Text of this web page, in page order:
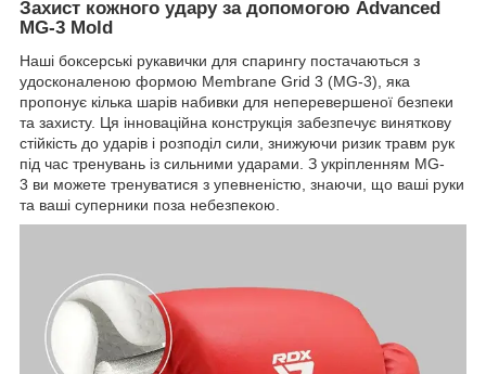
Захист кожного удару за допомогою Advanced
MG-3 Mold
Наші боксерські рукавички для спарингу постачаються з
удосконаленою формою Membrane Grid 3 (MG-3), яка
пропонує кілька шарів набивки для неперевершеної безпеки
та захисту. Ця інноваційна конструкція забезпечує виняткову
стійкість до ударів і розподіл сили, знижуючи ризик травм рук
під час тренувань із сильними ударами. З укріпленням MG-
3 ви можете тренуватися з упевненістю, знаючи, що ваші руки
та ваші суперники поза небезпекою.